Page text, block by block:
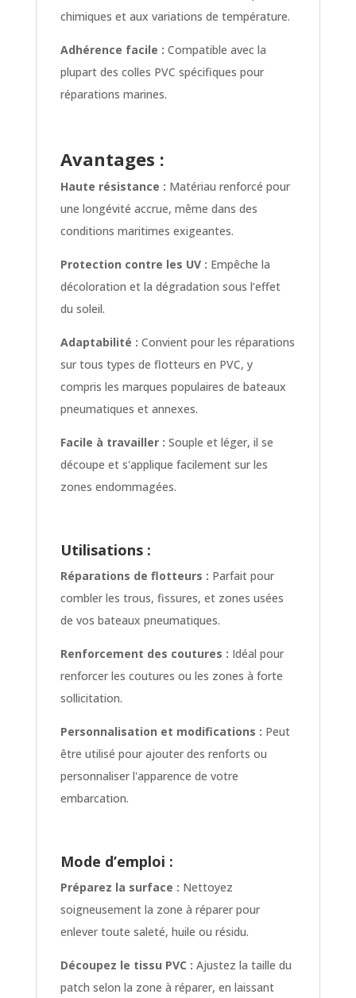
chimiques et aux variations de température.
Adhérence facile : Compatible avec la
plupart des colles PVC spécifiques pour
réparations marines.
Avantages :
Haute résistance : Matériau renforcé pour
une longévité accrue, même dans des
conditions maritimes exigeantes.
Protection contre les UV : Empêche la
décoloration et la dégradation sous l’effet
du soleil.
Adaptabilité : Convient pour les réparations
sur tous types de flotteurs en PVC, y
compris les marques populaires de bateaux
pneumatiques et annexes.
Facile à travailler : Souple et léger, il se
découpe et s'applique facilement sur les
zones endommagées.
Utilisations :
Réparations de flotteurs : Parfait pour
combler les trous, fissures, et zones usées
de vos bateaux pneumatiques.
Renforcement des coutures : Idéal pour
renforcer les coutures ou les zones à forte
sollicitation.
Personnalisation et modifications : Peut
être utilisé pour ajouter des renforts ou
personnaliser l'apparence de votre
embarcation.
Mode d’emploi :
Préparez la surface : Nettoyez
soigneusement la zone à réparer pour
enlever toute saleté, huile ou résidu.
Découpez le tissu PVC : Ajustez la taille du
patch selon la zone à réparer, en laissant